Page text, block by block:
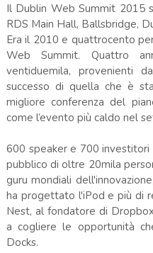
Il Dublin Web Summit 2015
RDS Main Hall, Ballsbridge,
Era il 2010 e quattrocento
Web Summit. Quattro
ventiduemila, provenienti
successo di quella che è
migliore conferenza del
come l’evento più caldo nel
600 speaker e 700
pubblico di oltre 20mila
guru mondiali
ha progettato l'iPod e più di
Nest, al fondatore di
a cogliere le opportunità
Docks.